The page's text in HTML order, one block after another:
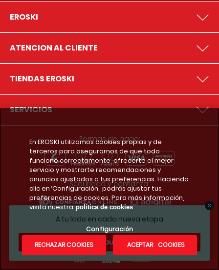
A tu lado en cada nueva etapa
¿Te apuntas?
EROSKI
ATENCION AL CLIENTE
TIENDAS EROSKI
SERVICIOS
Formas de pago:
Seguridad y confianza:
Premios y reconocimientos:
En EROSKI utilizamos cookies propias y de
terceros para asegurarnos de que todo
funcione correctamente, ofrecerte el mejor
servicio y mostrarte recomendaciones y
anuncios ajustados a tus preferencias. Haciendo
clic en ‘Configuración’, podrás ajustar tus
preferencias de cookies. Para más información,
visita nuestra política de cookies
Configuración
RECHAZAR COOKIES
ACEPTAR COOKIES